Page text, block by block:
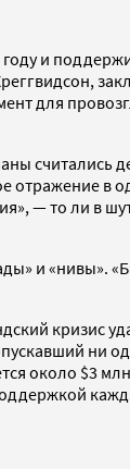
и
для
считались
отражение в
— то ли в
и «нивы».
кризис
ни
около $3